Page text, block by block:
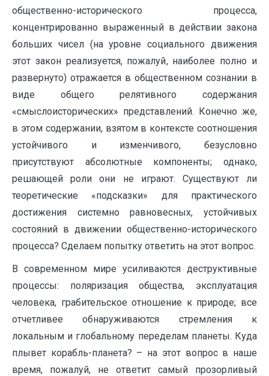
общественно-исторического процесса,
концентрированно выраженный в действии закона
больших чисел (на уровне социального движения
этот закон реализуется, пожалуй, наиболее полно и
развернуто) отражается в общественном сознании в
виде общего релятивного содержания
«смыслоисторических» представлений. Конечно же,
в этом содержании, взятом в контексте соотношения
устойчивого и изменчивого, безусловно
присутствуют абсолютные компоненты; однако,
решающей роли они не играют. Существуют ли
теоретические «подсказки» для практического
достижения системно равновесных, устойчивых
состояний в движении общественно-исторического
процесса? Сделаем попытку ответить на этот вопрос.
В современном мире усиливаются деструктивные
процессы: поляризация общества, эксплуатация
человека, грабительское отношение к природе; все
отчетливее обнаруживаются стремления к
локальным и глобальному переделам планеты. Куда
плывет корабль-планета? – на этот вопрос в наше
время, пожалуй, не ответит самый прозорливый